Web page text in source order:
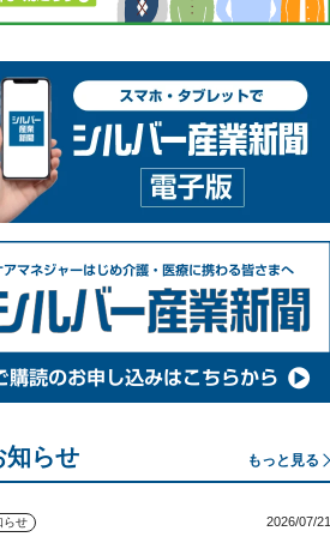
知らせ もっと見る
らせ 2026/07/21